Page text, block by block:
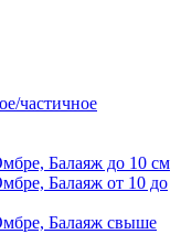
частичное
Балаяж до 10 см
Балаяж от 10 до
Балаяж свыше